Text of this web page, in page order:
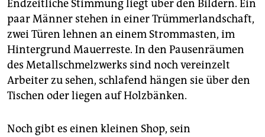
epaper login
Endzeitliche Stimmung liegt über den Bildern. Ein
paar Männer stehen in einer Trümmerlandschaft,
zwei Türen lehnen an einem Strommasten, im
Hintergrund Mauerreste. In den Pausenräumen
des Metallschmelzwerks sind noch vereinzelt
Arbeiter zu sehen, schlafend hängen sie über den
Tischen oder liegen auf Holzbänken.
Noch gibt es einen kleinen Shop, sein